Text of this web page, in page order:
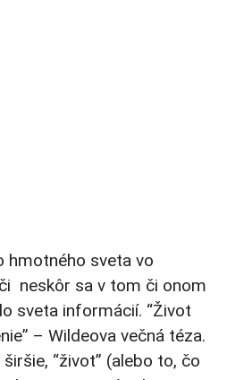
hmotného sveta vo
neskôr sa v tom či onom
sveta informácií. “Život
– Wildeova večná téza.
“život” (alebo to, čo